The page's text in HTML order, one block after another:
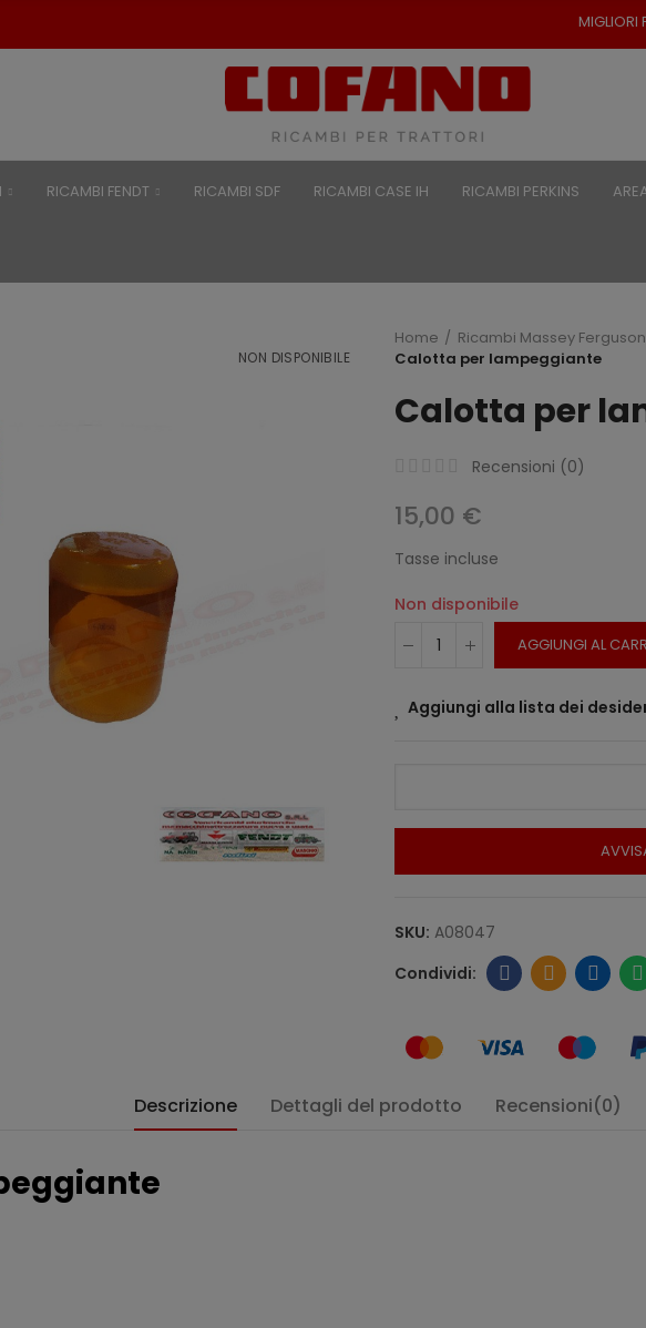
MIGLIORI PREZZI PER
RICAMBI FENDT RICAMBI SDF RICAMBI CASE IH RICAMBI PERKINS
NON DISPONIBILE
Home Ricambi Massey Ferguson
Calotta per lampeggiante
Calotta per
Recensioni (0)
15,00 €
Tasse incluse
Non disponibile
AGGIUNGI AL
Aggiungi alla lista dei
SKU: A08047
Descrizione Dettagli del prodotto Recensioni(0)